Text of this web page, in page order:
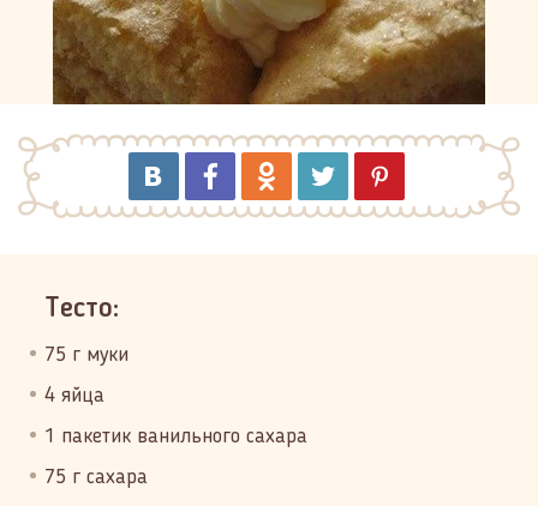
Тесто:
75 г муки
4 яйца
1 пакетик ванильного сахара
75 г сахара